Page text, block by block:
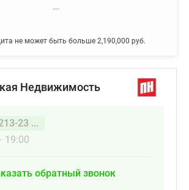
не может быть больше 2,190,000 руб.
—
Недвижимость
23 ...
19:00
обратный звонок